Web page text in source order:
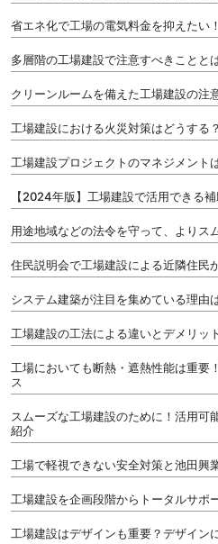
省エネ化で工場の電気料金を抑えたい
多層階の工場建設で注意すべきことと
クリーンルームを備えた工場建設の注
工場建設における火災対策はどうする
工場建設プロジェクトのマネジメント
【2024年版】工場建設で活用できる補
用途地域などの法令を守って、よりス
住民説明会で工場建設による近隣住民
システム建築が注目を集めている理由
工場建設の工法による違いとデメリッ
工場においても断熱・遮熱性能は重要
ス
スムーズな工場建設のために！活用可
紹介
工場で軽視できない安全対策と池田興
工場建設を企画段階からトータルサポ
工場建設はデザインも重要？デザイン